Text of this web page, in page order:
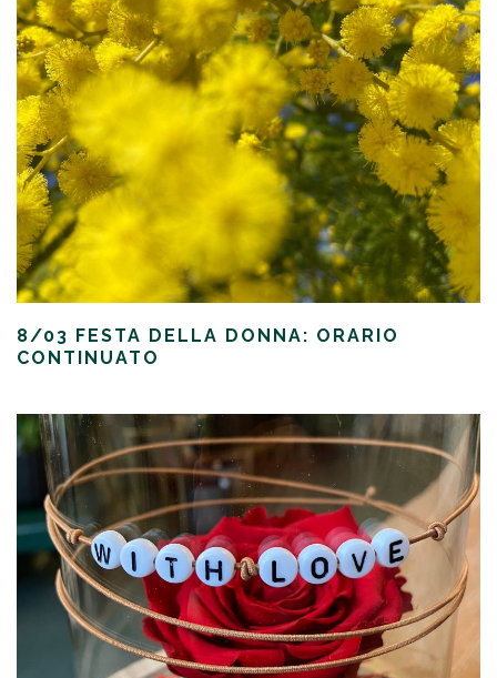
8/03 FESTA DELLA DONNA: ORARIO
CONTINUATO